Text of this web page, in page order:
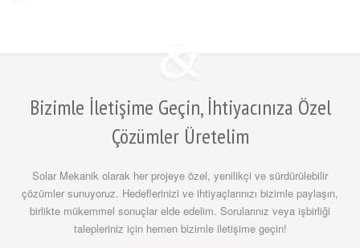
Bizimle İletişime Geçin, İhtiyacınıza Özel
Çözümler Üretelim
Solar Mekanik olarak her projeye özel, yenilikçi ve sürdürülebilir
çözümler sunuyoruz. Hedeflerinizi ve ihtiyaçlarınızı bizimle paylaşın,
birlikte mükemmel sonuçlar elde edelim. Sorularınız veya işbirliği
talepleriniz için hemen bizimle iletişime geçin!